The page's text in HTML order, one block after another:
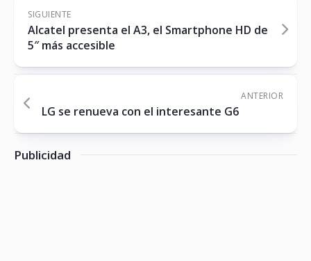
SIGUIENTE
Alcatel presenta el A3, el Smartphone HD de
5″ más accesible
ANTERIOR
LG se renueva con el interesante G6
Publicidad